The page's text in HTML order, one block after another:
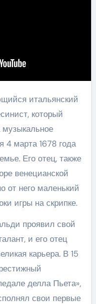
итальянский
который
музыкальное
4 марта 1678 года
Его отец, также
венецианской
от него маленький
игры на скрипке.
проявил свой
и его отец
карьера. В 15
делла Пьета»,
свои первые